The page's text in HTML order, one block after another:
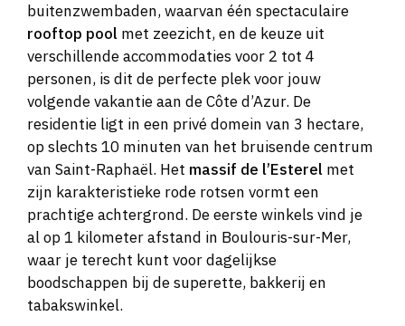
buitenzwembaden, waarvan één spectaculaire
rooftop pool met zeezicht, en de keuze uit
verschillende accommodaties voor 2 tot 4
personen, is dit de perfecte plek voor jouw
volgende vakantie aan de Côte d’Azur. De
residentie ligt in een privé domein van 3 hectare,
op slechts 10 minuten van het bruisende centrum
van Saint-Raphaël. Het massif de l’Esterel met
zijn karakteristieke rode rotsen vormt een
prachtige achtergrond. De eerste winkels vind je
al op 1 kilometer afstand in Boulouris-sur-Mer,
waar je terecht kunt voor dagelijkse
boodschappen bij de superette, bakkerij en
tabakswinkel.